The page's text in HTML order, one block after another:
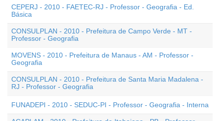
CEPERJ - 2010 - FAETEC-RJ - Professor - Geografia - Ed.
Básica
CONSULPLAN - 2010 - Prefeitura de Campo Verde - MT -
Professor - Geografia
MOVENS - 2010 - Prefeitura de Manaus - AM - Professor -
Geografia
CONSULPLAN - 2010 - Prefeitura de Santa Maria Madalena -
RJ - Professor - Geografia
FUNADEPI - 2010 - SEDUC-PI - Professor - Geografia - Interna